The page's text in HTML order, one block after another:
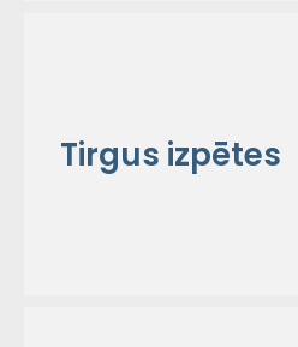
Tirgus izpētes